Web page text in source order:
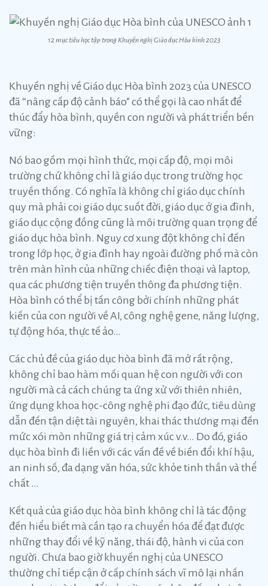
12 mục tiêu học tập trong Khuyến nghị Giáo dục Hòa bình 2023
Khuyến nghị về Giáo dục Hòa bình 2023 của UNESCO
đã “nâng cấp độ cảnh báo” có thể gọi là cao nhất để
thúc đẩy hòa bình, quyền con người và phát triển bền
vững:
Nó bao gồm mọi hình thức, mọi cấp độ, mọi môi
trường chứ không chỉ là giáo dục trong trường học
truyền thống. Có nghĩa là không chỉ giáo dục chính
quy mà phải coi giáo dục suốt đời, giáo dục ở gia đình,
giáo dục cộng đồng cũng là môi trường quan trọng để
giáo dục hòa bình. Nguy cơ xung đột không chỉ đến
trong lớp học, ở gia đình hay ngoài đường phố mà còn
trên màn hình của những chiếc điện thoại và laptop,
qua các phương tiện truyền thông đa phương tiện.
Hòa bình có thể bị tấn công bởi chính những phát
kiến của con người về AI, công nghệ gene, năng lượng,
tự động hóa, thực tế ảo…
Các chủ đề của giáo dục hòa bình đã mở rất rộng,
không chỉ bao hàm mối quan hệ con người với con
người mà cả cách chúng ta ứng xử với thiên nhiên,
ứng dụng khoa học-công nghệ phi đạo đức, tiêu dùng
dẫn đến tận diệt tài nguyên, khai thác thương mại đến
mức xói mòn những giá trị cảm xúc v.v… Do đó, giáo
dục hòa bình đi liền với các vấn đề về biến đổi khí hậu,
an ninh số, đa dạng văn hóa, sức khỏe tinh thần và thể
chất …
Kết quả của giáo dục hòa bình không chỉ là tác động
đến hiểu biết mà cần tạo ra chuyển hóa để đạt được
những thay đổi về kỹ năng, thái độ, hành vi của con
người. Chưa bao giờ khuyến nghị của UNESCO
thường chỉ tiếp cận ở cấp chính sách vĩ mô lại nhấn